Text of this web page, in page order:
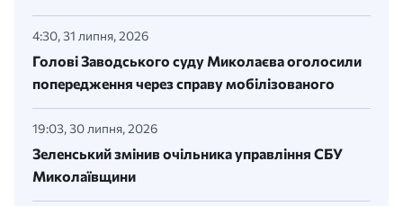
4:30, 31 липня, 2026
Голові Заводського суду Миколаєва оголосили
попередження через справу мобілізованого
19:03, 30 липня, 2026
Зеленський змінив очільника управління СБУ
Миколаївщини